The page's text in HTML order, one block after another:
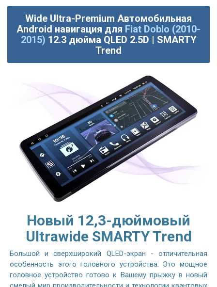
Wide Ultra-Premium Автомобильная
Android навигация для Fiat Doblo (2010-
2015) 12.3 дюйма QLED 2.5D | SMARTY
Trend
Новый 12,3-дюймовый
Ultrawide SMARTY Trend
Большой и сверхширокий QLED-экран - отличительная
особенность этого головного устройства. Это мощное
головное устройство готово к Вашему прыжку в новый